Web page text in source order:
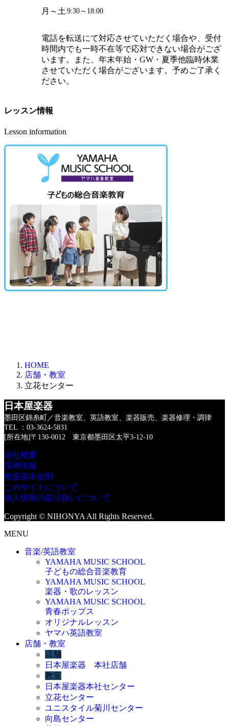
月～土 9:30～18:00
電話を転送にて対応させていただく場合や、受付
時間内でも一時不在等で応対できない場合がござ
います。また、年末年始・GW・夏季他臨時休業
させていただく場合がございます。予めご了承く
ださい。
レッスン情報
Lesson information
HOME
店舗・教室
立花センター
日本屋楽器
墨田区錦糸町／音楽教室、英語教室、楽器販売、楽器修理・調律
TEL ：03-3624-5831
[所在地]〒130-0012 東京都墨田区太平3-12-10
会社概要
採用情報
教室基本会則
このサイトについて
個人情報の取り扱いについて
Copyright © NIHONYA All Rights Reserved.
MENU
音楽/英語教室
YAMAHA MUSIC SCHOOL
子どもの総合音楽教育
YAMAHA MUSIC SCHOOL
楽器・歌のレッスン
YAMAHA MUSIC SCHOOL
青春ポップス
オリジナルレッスン
ヤマハ英語教室
店舗・教室
店舗
日本屋楽器 本社店舗
教室
日本屋楽器本社センター
立花センター
ユニスタイル菊川センター
向島センター